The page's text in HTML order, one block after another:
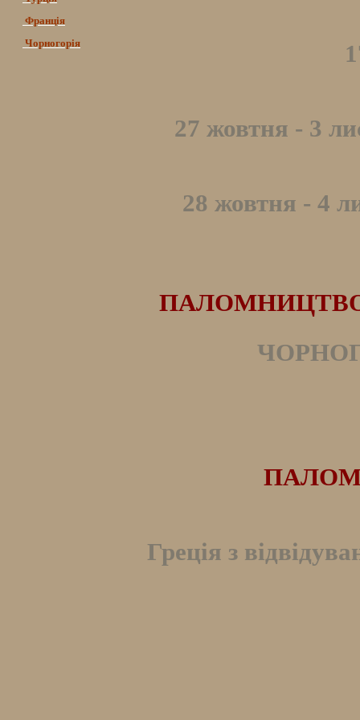
Франція
Чорногорія
27 жовтня - 3
28 жовтня - 4
ПАЛОМНИЦТВО
Греція з